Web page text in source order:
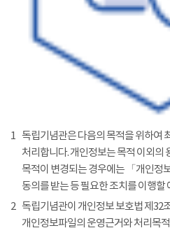
1 독립기념관은 다음의 목적을 위하여
처리합니다. 개인정보는 목적 이외의
목적이 변경되는 경우에는 「개인정
동의를 받는 등 필요한 조치를 이행할
2 독립기념관이 개인정보 보호법 제32
개인정보파일의 운영근거와 처리목